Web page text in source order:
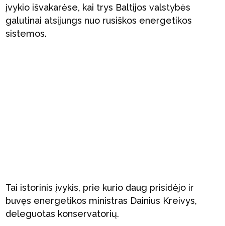
įvykio išvakarėse, kai trys Baltijos valstybės
galutinai atsijungs nuo rusiškos energetikos
sistemos.
Tai istorinis įvykis, prie kurio daug prisidėjo ir
buvęs energetikos ministras Dainius Kreivys,
deleguotas konservatorių.